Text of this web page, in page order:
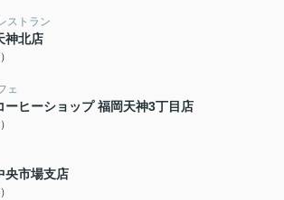
ストラン
神北店
ェ
ーヒーショップ 福岡天神3丁目店
央市場支店